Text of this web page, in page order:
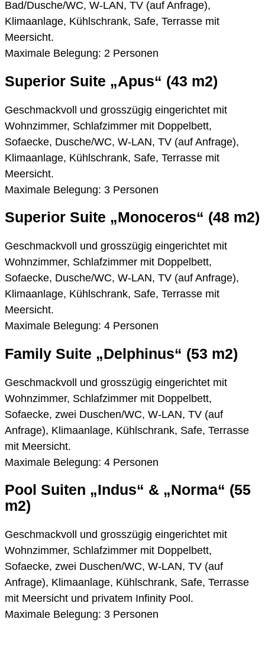
Bad/Dusche/WC, W-LAN, TV (auf Anfrage),
Klimaanlage, Kühlschrank, Safe, Terrasse mit
Meersicht.
Maximale Belegung: 2 Personen
Superior Suite „Apus“ (43 m2)
Geschmackvoll und grosszügig eingerichtet mit
Wohnzimmer, Schlafzimmer mit Doppelbett,
Sofaecke, Dusche/WC, W-LAN, TV (auf Anfrage),
Klimaanlage, Kühlschrank, Safe, Terrasse mit
Meersicht.
Maximale Belegung: 3 Personen
Superior Suite „Monoceros“ (48 m2)
Geschmackvoll und grosszügig eingerichtet mit
Wohnzimmer, Schlafzimmer mit Doppelbett,
Sofaecke, Dusche/WC, W-LAN, TV (auf Anfrage),
Klimaanlage, Kühlschrank, Safe, Terrasse mit
Meersicht.
Maximale Belegung: 4 Personen
Family Suite „Delphinus“ (53 m2)
Geschmackvoll und grosszügig eingerichtet mit
Wohnzimmer, Schlafzimmer mit Doppelbett,
Sofaecke, zwei Duschen/WC, W-LAN, TV (auf
Anfrage), Klimaanlage, Kühlschrank, Safe, Terrasse
mit Meersicht.
Maximale Belegung: 4 Personen
Pool Suiten „Indus“ & „Norma“ (55
m2)
Geschmackvoll und grosszügig eingerichtet mit
Wohnzimmer, Schlafzimmer mit Doppelbett,
Sofaecke, zwei Duschen/WC, W-LAN, TV (auf
Anfrage), Klimaanlage, Kühlschrank, Safe, Terrasse
mit Meersicht und privatem Infinity Pool.
Maximale Belegung: 3 Personen